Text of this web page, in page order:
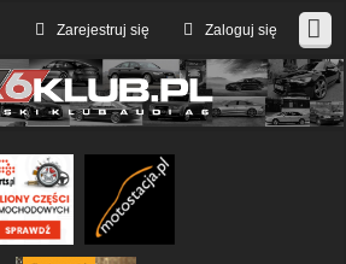
Zaloguj się
Zarejestruj się